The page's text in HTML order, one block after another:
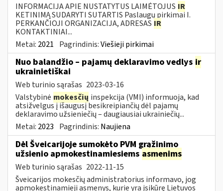
INFORMACIJA APIE NUSTATYTUS LAIMĖTOJUS IR
KETINIMĄ SUDARYTI SUTARTIS Paslaugų pirkimai I.
PERKANČIOJI ORGANIZACIJA, ADRESAS IR
KONTAKTINIAI...
Metai: 2021 Pagrindinis:Viešieji pirkimai
Nuo balandžio – pajamų deklaravimo vedlys ir
ukrainietiškai
Web turinio sąrašas 2023-03-16
Valstybinė mokesčių inspekcija (VMI) informuoja, kad
atsižvelgus į išaugusį besikreipiančių dėl pajamų
deklaravimo užsieniečių – daugiausiai ukrainiečių...
Metai: 2023 Pagrindinis: Naujiena
Dėl Šveicarijoje sumokėto PVM grąžinimo
užsienio apmokestinamiesiems asmenims
Web turinio sąrašas 2022-11-15
Šveicarijos mokesčių administratorius informavo, jog
apmokestinamieji asmenys, kurie yra įsikūrę Lietuvos